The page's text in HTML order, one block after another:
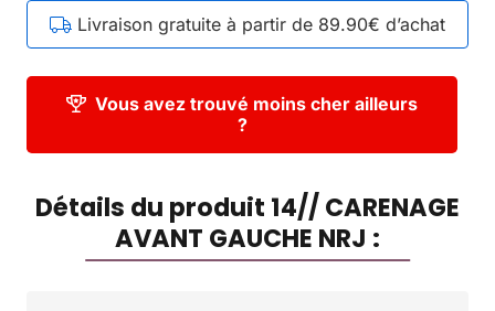
Livraison gratuite à partir de 89.90€ d’achat
Vous avez trouvé moins cher ailleurs
?
Détails du produit 14// CARENAGE
AVANT GAUCHE NRJ :